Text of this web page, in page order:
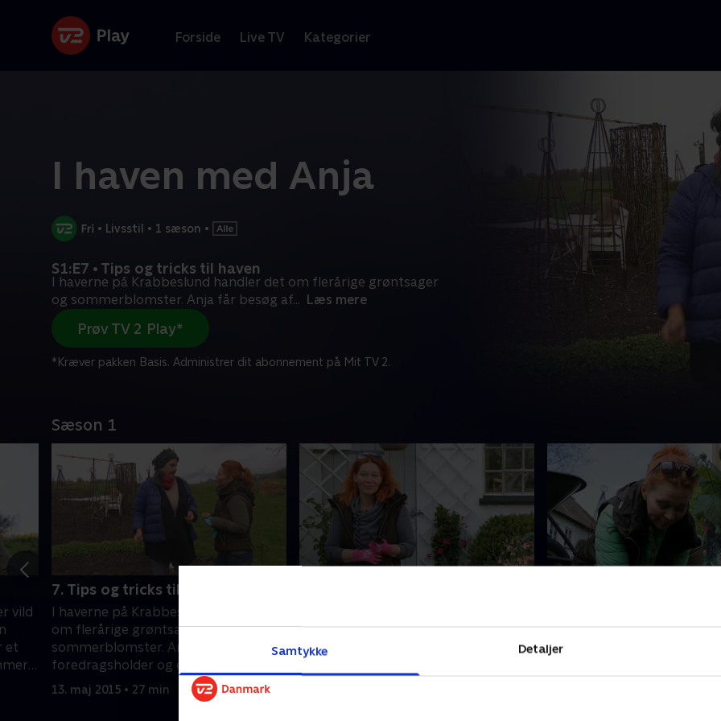
Samtykke Detaljer
Forside Live TV Kategorier
I haven med Anja
• Livsstil • 1 sæson •
S1:E7 • Tips og tricks til haven
I haverne på Krabbeslund handler det om flerårige grøntsager
og sommerblomster. Anja får besøg af... Læs mere
Prøv TV 2 Play*
*Kræver pakken Basis. Administrer dit abonnement på Mit TV 2.
Sæson 1
vild
et
7. Tips og tricks til haven
I haverne på Krabbeslund handler det
om flerårige grøntsager og
sommerblomster. Anja får besøg af
foredragsholder og ejer af
Fuglebjerggård, Camilla Plum, og de
taler om en voksende trend, der er i
13. maj 2015 • 27 min
om stauder, salater og tomater. I
køkkenhaven skal der blomster
sammen med Camilla Plum.